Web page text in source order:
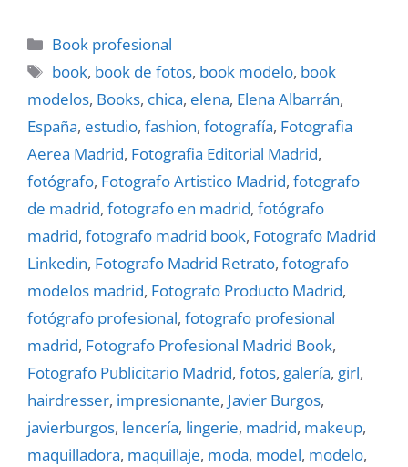
Categorías
Book profesional
Etiquetas
book, book de fotos, book modelo, book
modelos, Books, chica, elena, Elena Albarrán,
España, estudio, fashion, fotografí­a, Fotografia
Aerea Madrid, Fotografia Editorial Madrid,
fotógrafo, Fotografo Artistico Madrid, fotografo
de madrid, fotografo en madrid, fotógrafo
madrid, fotografo madrid book, Fotografo Madrid
Linkedin, Fotografo Madrid Retrato, fotografo
modelos madrid, Fotografo Producto Madrid,
fotógrafo profesional, fotografo profesional
madrid, Fotografo Profesional Madrid Book,
Fotografo Publicitario Madrid, fotos, galerí­a, girl,
hairdresser, impresionante, Javier Burgos,
javierburgos, lencerí­a, lingerie, madrid, makeup,
maquilladora, maquillaje, moda, model, modelo,